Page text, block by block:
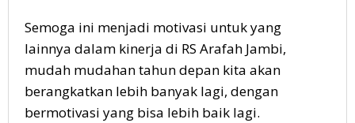
Semoga ini menjadi motivasi untuk yang
lainnya dalam kinerja di RS Arafah Jambi,
mudah mudahan tahun depan kita akan
berangkatkan lebih banyak lagi, dengan
bermotivasi yang bisa lebih baik lagi.